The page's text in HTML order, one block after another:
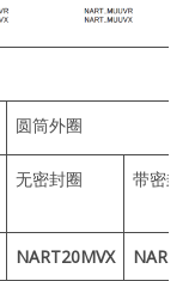
圆筒外圈
无密封圈 带密封
NART20MVX